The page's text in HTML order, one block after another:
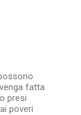
fatta
presi
poveri